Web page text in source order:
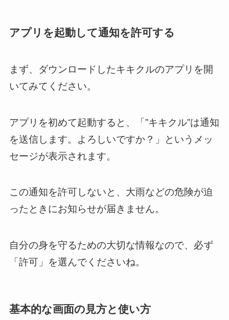
アプリを起動して通知を許可する
まず、ダウンロードしたキキクルのアプリを開
いてみてください。
アプリを初めて起動すると、「”キキクル”は通知
を送信します。よろしいですか？」というメッ
セージが表示されます。
この通知を許可しないと、大雨などの危険が迫
ったときにお知らせが届きません。
自分の身を守るための大切な情報なので、必ず
「許可」を選んでくださいね。
基本的な画面の見方と使い方